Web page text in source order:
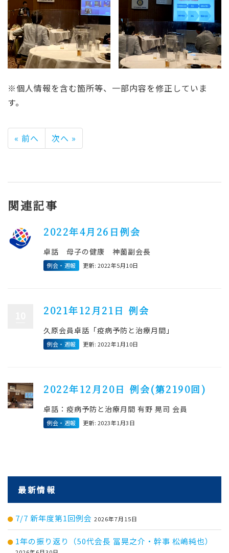
※個人情報を含む箇所等、一部内容を修正していま
す。
« 前へ 次へ »
関連記事
2022年4月26日例会
卓話 母子の健康 神薗副会長
例会・週報 更新: 2022年5月10日
2021年12月21日 例会
久原会員卓話「疫病予防と治療月間」
例会・週報 更新: 2022年1月10日
2022年12月20日 例会(第2190回)
卓話：疫病予防と治療月間 有野 晃司 会員
例会・週報 更新: 2023年1月3日
最新情報
7/7 新年度第1回例会 2026年7月15日
1年の振り返り（50代会長 冨晃之介・幹事 松嶋純也）